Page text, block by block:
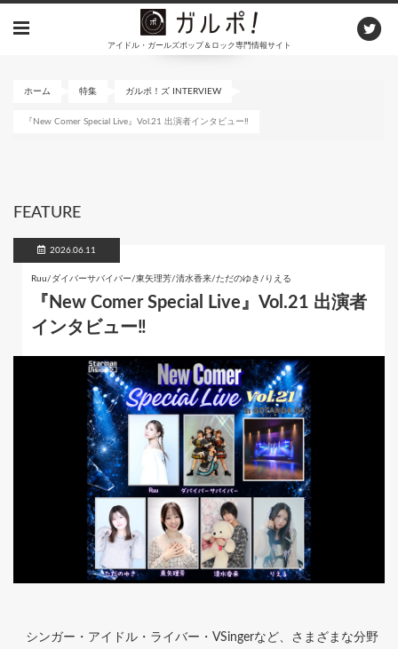
アイドル・ガールズポップ＆ロック専門情報サイト
ホーム 特集 ガルポ！ズ INTERVIEW
『New Comer Special Live』Vol.21 出演者インタビュー‼
FEATURE
2026.06.11
Ruu/ダイバーサバイバー/東矢理芳/清水香来/ただのゆき/りえる
『New Comer Special Live』Vol.21 出演者
インタビュー‼
シンガー・アイドル・ライバー・VSingerなど、さまざまな分野